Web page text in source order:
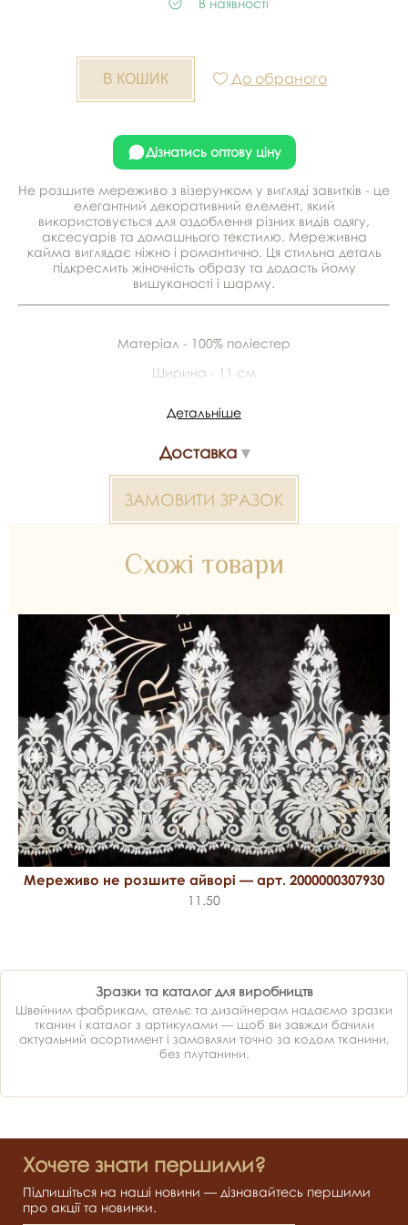
До обраного
Дізнатись оптову ціну
Не розшите мереживо з візерунком у вигляді завитків - це
елегантний декоративний елемент, який
використовується для оздоблення різних видів одягу,
аксесуарів та домашнього текстилю. Мереживна
кайма виглядає ніжно і романтично. Ця стильна деталь
підкреслить жіночність образу та додасть йому
вишуканості і шарму.
Матеріал - 100% поліестер
Ширина - 11 см
*Передача кольору може бути спотворена пристроєм
Мереживо не розшите 2000000308395 — матеріал для
весільних суконь, декору та колекцій ательє. Доступний
Детальніше
Доставка
ЗАМОВИТИ ЗРАЗОК
Схожі товари
Мереживо не розшите айворі — арт. 2000000307930
11.50
Зразки та каталог для виробництв
Швейним фабрикам, ательє та дизайнерам надаємо зразки
тканин і каталог з артикулами — щоб ви завжди бачили
актуальний асортимент і замовляли точно за кодом тканини,
без плутанини.
Хочете знати першими?
Підпишіться на наші новини — дізнавайтесь першими
про акції та новинки.